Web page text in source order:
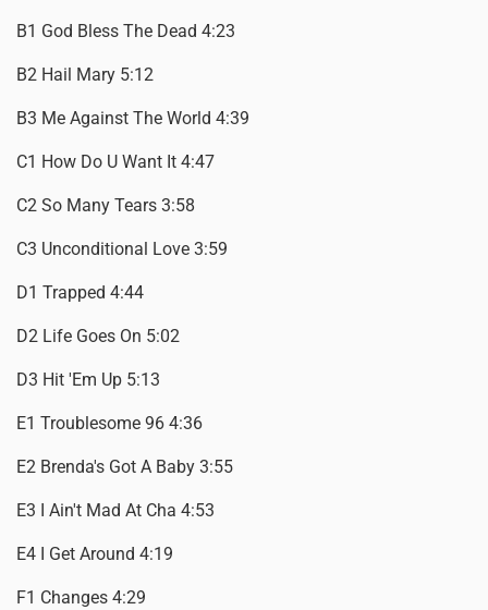
B1 God Bless The Dead 4:23
B2 Hail Mary 5:12
B3 Me Against The World 4:39
C1 How Do U Want It 4:47
C2 So Many Tears 3:58
C3 Unconditional Love 3:59
D1 Trapped 4:44
D2 Life Goes On 5:02
D3 Hit 'Em Up 5:13
E1 Troublesome 96 4:36
E2 Brenda's Got A Baby 3:55
E3 I Ain't Mad At Cha 4:53
E4 I Get Around 4:19
F1 Changes 4:29